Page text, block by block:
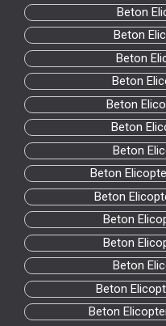
Beton
Beton
Beton
Beton
Beton
Beton
Beton
Beton
Beton
Beton
Beton
Beton
Beton
Beton